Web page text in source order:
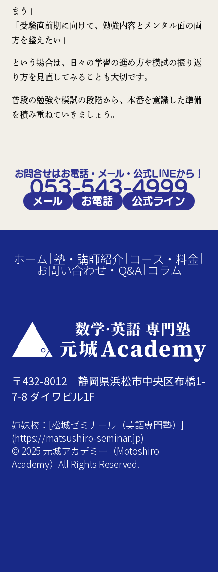
まう」
「受験直前期に向けて、勉強内容とメンタル面の両
方を整えたい」
という場合は、日々の学習の進め方や模試の振り返
り方を見直してみることも大切です。
普段の勉強や模試の段階から、本番を意識した準備
を積み重ねていきましょう。
お問合せはお電話・メール・公式LINEから！
053-543-4999
メール お電話 公式ライン
ホーム 塾・講師紹介 コース・料金
お問い合わせ・Q&A コラム
〒432-8012 静岡県浜松市中央区布橋1-
7-8 ダイワビル1F
姉妹校：[松城ゼミナール（英語専門塾）]
(https://matsushiro-seminar.jp)
© 2025 元城アカデミー（Motoshiro
Academy）All Rights Reserved.